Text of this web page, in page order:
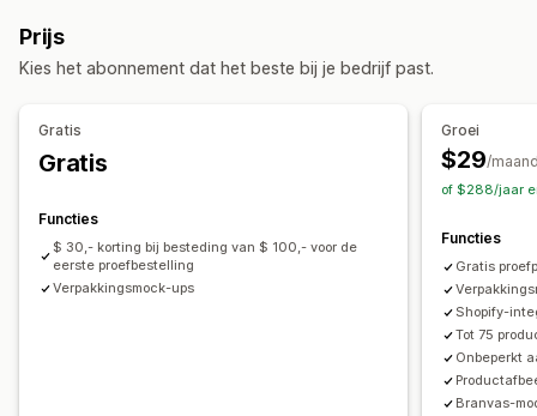
China
Pack-ins
White label
Updates in real time Bestellingen volgen
Prijs
Kies het abonnement dat het beste bij je bedrijf past.
Gratis
Gratis
Functies
$ 30,- korting bij besteding van $ 100,- voor de
eerste proefbestelling
Verpakkingsmock-ups
Groei
$29/
of $288/jaar
Functies
Gratis
Shopify-
Tot 75
Onbeperkt
Branvas-